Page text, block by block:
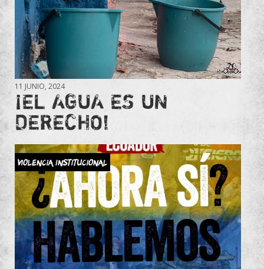
11 JUNIO, 2024
¡EL AGUA ES UN
DERECHO!
Violencia Institucional